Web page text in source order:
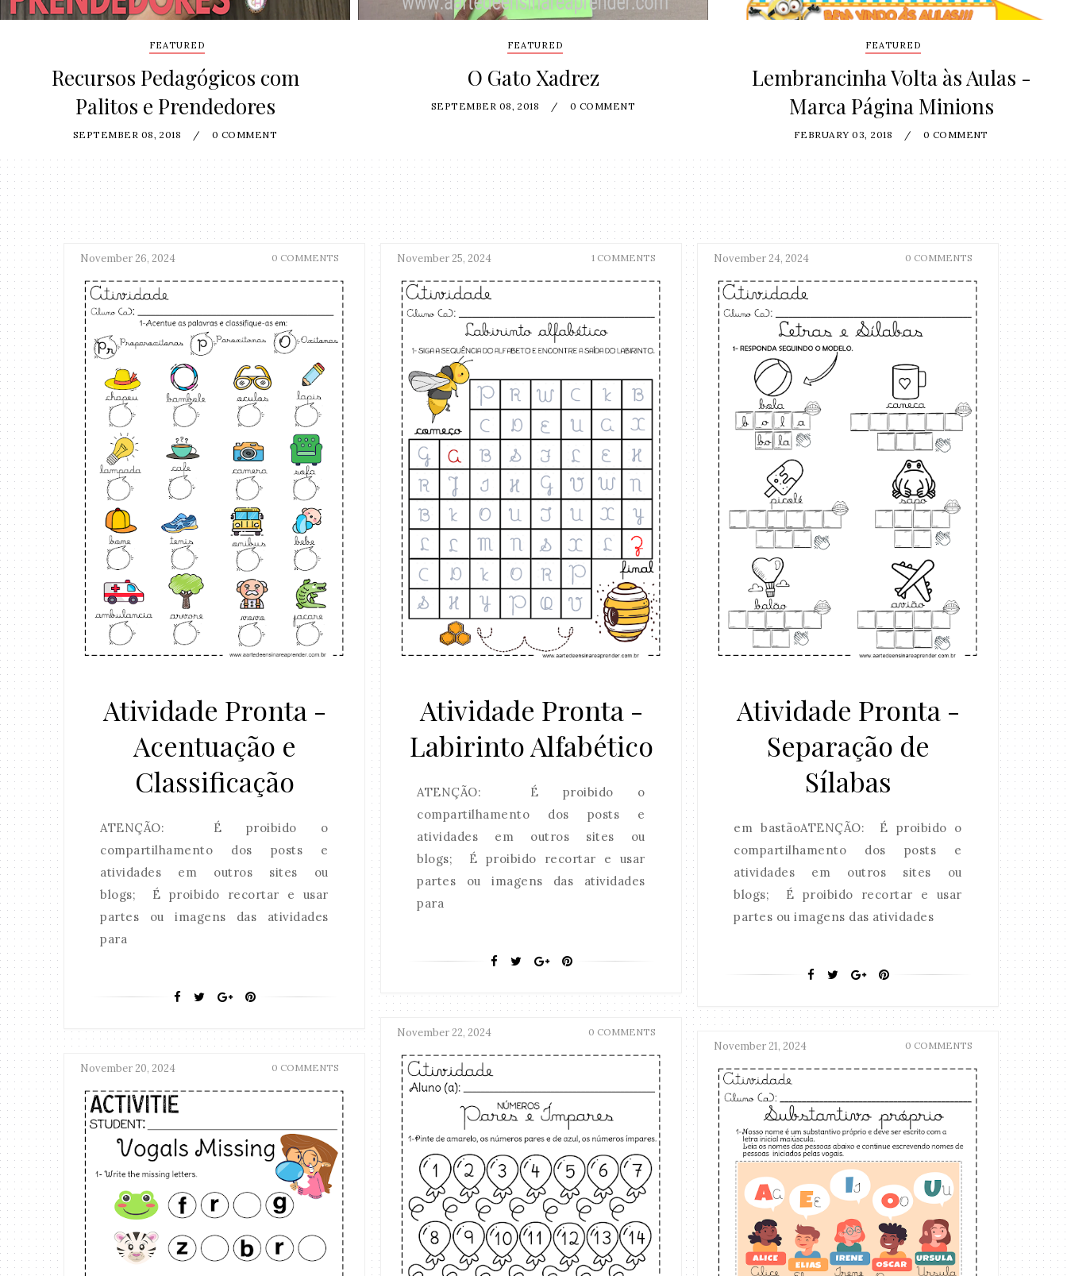
FEATURED
Recursos Pedagógicos com
Palitos e Prendedores
SEPTEMBER 08, 2018 / 0 COMMENT
FEATURED
O Gato Xadrez
SEPTEMBER 08, 2018 / 0 COMMENT
FEATURED
Lembrancinha Volta às Aulas -
Marca Página Minions
FEBRUARY 03, 2018 / 0 COMMENT
November 26, 2024 0 COMMENTS
Atividade Pronta -
Acentuação e
Classificação
ATENÇÃO: É proibido o
compartilhamento dos posts e
atividades em outros sites ou
blogs; É proibido recortar e usar
partes ou imagens das atividades
para
November 25, 2024 1 COMMENTS
Atividade Pronta -
Labirinto Alfabético
ATENÇÃO: É proibido o
compartilhamento dos posts e
atividades em outros sites ou
blogs; É proibido recortar e usar
partes ou imagens das atividades
para
November 24, 2024 0 COMMENTS
Atividade Pronta -
Separação de
Sílabas
em bastãoATENÇÃO: É proibido o
compartilhamento dos posts e
atividades em outros sites ou
blogs; É proibido recortar e usar
partes ou imagens das atividades
November 22, 2024 0 COMMENTS
November 21, 2024 0 COMMENTS
November 20, 2024 0 COMMENTS